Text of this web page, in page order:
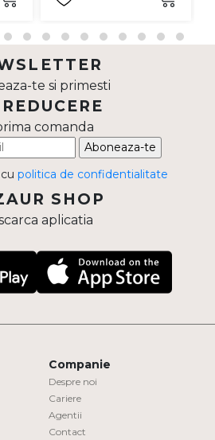
te si primesti
comanda
Aboneaza-te
politica de confidentialitate
SHOP
aplicatia
Companie
Despre noi
Cariere
Agentii
Contact